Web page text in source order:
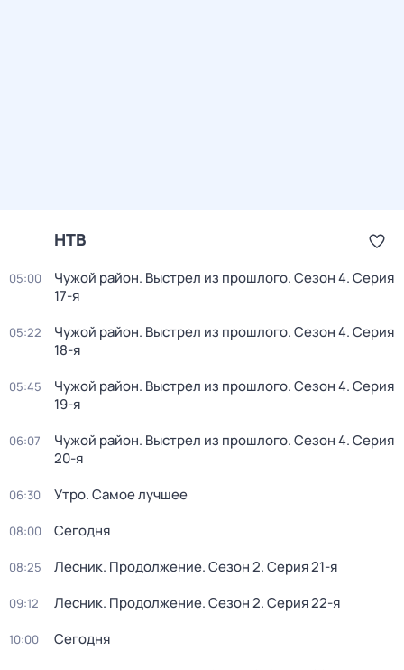
НТВ
05:00 Чужой район. Выстрел из прошлого. Сезон 4. Серия
17-я
05:22 Чужой район. Выстрел из прошлого. Сезон 4. Серия
18-я
05:45 Чужой район. Выстрел из прошлого. Сезон 4. Серия
19-я
06:07 Чужой район. Выстрел из прошлого. Сезон 4. Серия
20-я
06:30 Утро. Самое лучшее
08:00 Сегодня
08:25 Лесник. Продолжение. Сезон 2. Серия 21-я
09:12 Лесник. Продолжение. Сезон 2. Серия 22-я
10:00 Сегодня